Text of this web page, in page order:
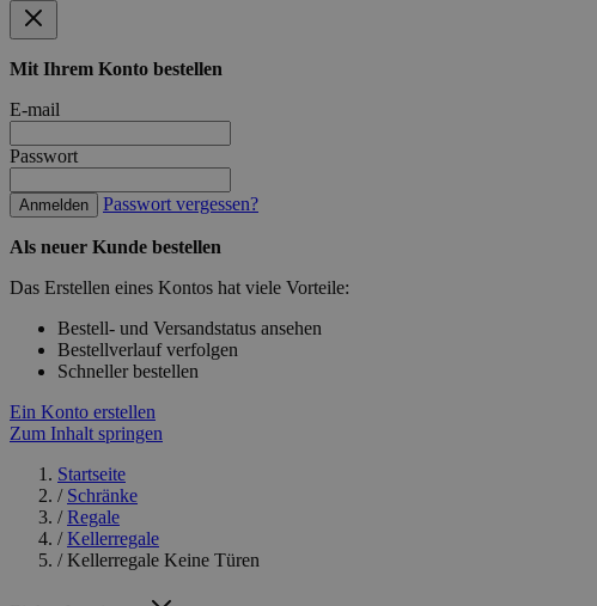
Mit Ihrem Konto bestellen
E-mail
Passwort
Anmelden Passwort vergessen?
Als neuer Kunde bestellen
Das Erstellen eines Kontos hat viele Vorteile:
Bestell- und Versandstatus ansehen
Bestellverlauf verfolgen
Schneller bestellen
Ein Konto erstellen
Zum Inhalt springen
Startseite
/ Schränke
/ Regale
/ Kellerregale
/ Kellerregale Keine Türen